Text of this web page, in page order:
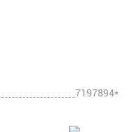
7197894*